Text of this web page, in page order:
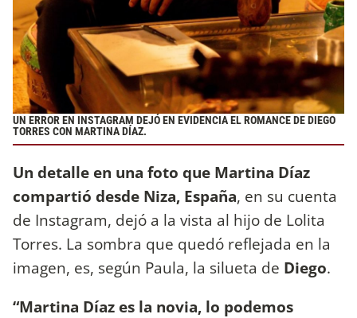
UN ERROR EN INSTAGRAM DEJÓ EN EVIDENCIA EL ROMANCE DE DIEGO
TORRES CON MARTINA DÍAZ.
Un detalle en una foto que Martina Díaz
compartió desde Niza, España, en su cuenta
de Instagram, dejó a la vista al hijo de Lolita
Torres. La sombra que quedó reflejada en la
imagen, es, según Paula, la silueta de Diego.
“Martina Díaz es la novia, lo podemos